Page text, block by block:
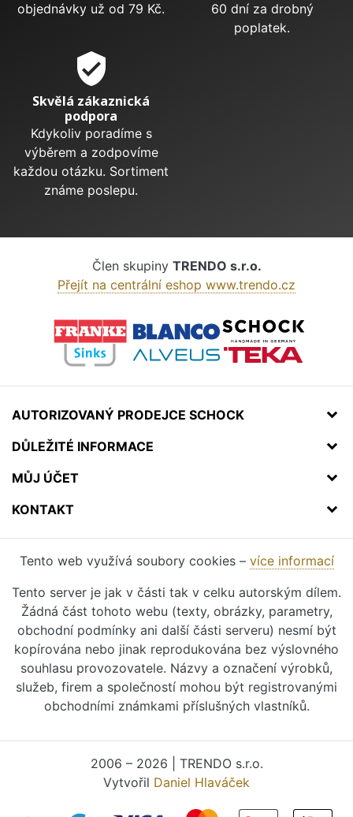
objednávky už od 79 Kč.
60 dní za drobný
poplatek.
verified_user
Skvělá zákaznická
podpora
Kdykoliv poradíme s
výběrem a zodpovíme
každou otázku. Sortiment
známe poslepu.
Člen skupiny TRENDO s.r.o.
Přejít na centrální eshop www.trendo.cz
AUTORIZOVANÝ PRODEJCE SCHOCK
DŮLEŽITÉ INFORMACE
MŮJ ÚČET
KONTAKT
Tento web využívá soubory cookies – více informací
Tento server je jak v části tak v celku autorským dílem.
Žádná část tohoto webu (texty, obrázky, parametry,
obchodní podmínky ani další části serveru) nesmí být
kopírována nebo jinak reprodukována bez výslovného
souhlasu provozovatele. Názvy a označení výrobků,
služeb, firem a společností mohou být registrovanými
obchodními známkami příslušných vlastníků.
2006 – 2026 | TRENDO s.r.o.
Vytvořil Daniel Hlaváček